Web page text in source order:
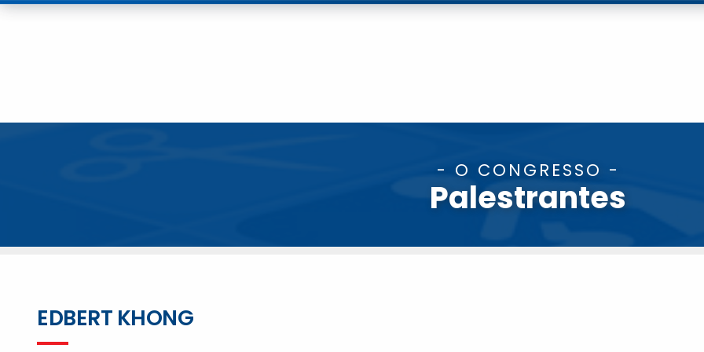
- O CONGRESSO -
Palestrantes
EDBERT KHONG